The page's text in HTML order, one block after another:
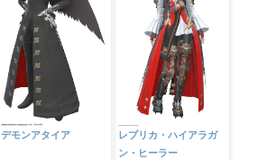
デモンアタイア
レプリカ・ハイアラガ
ン・ヒーラー